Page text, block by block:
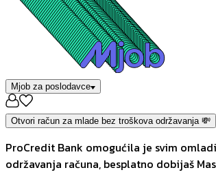
Mjob za poslodavce
Otvori račun za mlade bez troškova održavanja 💸
ProCredit Bank omogućila je svim
održavanja računa, besplatno dobijaš